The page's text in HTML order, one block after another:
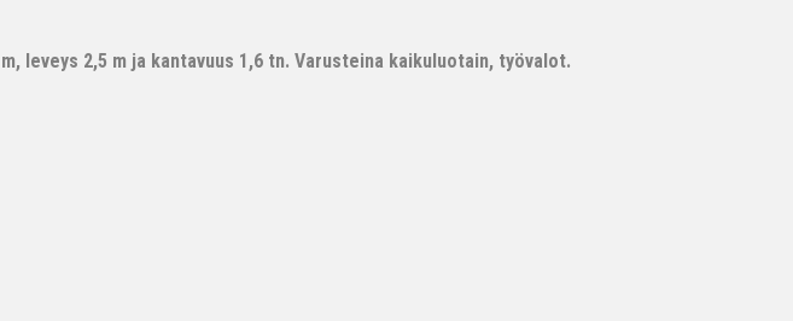
leveys 2,5 m ja kantavuus 1,6 tn. Varusteina kaikuluotain, työvalot.